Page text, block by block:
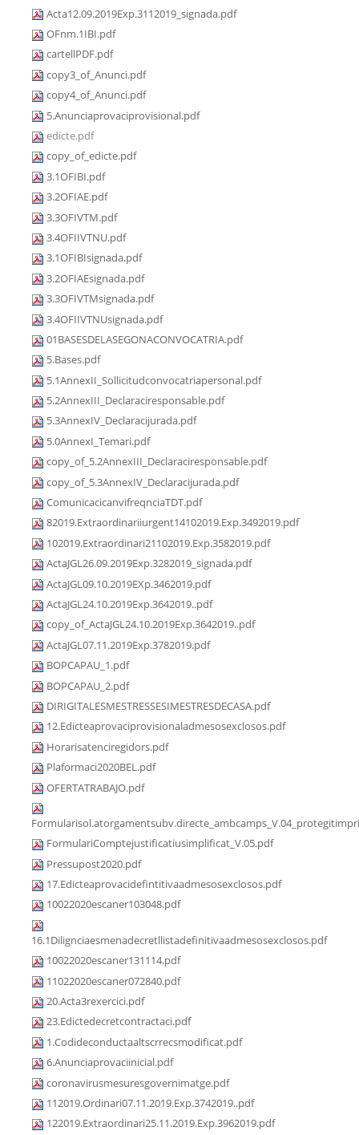
Acta12.09.2019Exp.3112019_signada.pdf
OFnm.1IBI.pdf
cartellPDF.pdf
copy3_of_Anunci.pdf
copy4_of_Anunci.pdf
5.Anunciaprovaciprovisional.pdf
edicte.pdf
copy_of_edicte.pdf
3.1OFIBI.pdf
3.2OFIAE.pdf
3.3OFIVTM.pdf
3.4OFIIVTNU.pdf
3.1OFIBIsignada.pdf
3.2OFIAEsignada.pdf
3.3OFIVTMsignada.pdf
3.4OFIIVTNUsignada.pdf
01BASESDELASEGONACONVOCATRIA.pdf
5.Bases.pdf
5.1AnnexII_Sollicitudconvocatriapersonal.pdf
5.2AnnexIII_Declaraciresponsable.pdf
5.3AnnexIV_Declaracijurada.pdf
5.0AnnexI_Temari.pdf
copy_of_5.2AnnexIII_Declaraciresponsable.pdf
copy_of_5.3AnnexIV_Declaracijurada.pdf
ComunicacicanvifreqnciaTDT.pdf
82019.Extraordinariiurgent14102019.Exp.3492019.pdf
102019.Extraordinari21102019.Exp.3582019.pdf
ActaJGL26.09.2019Exp.3282019_signada.pdf
ActaJGL09.10.2019EXp.3462019.pdf
ActaJGL24.10.2019Exp.3642019..pdf
copy_of_ActaJGL24.10.2019Exp.3642019..pdf
ActaJGL07.11.2019Exp.3782019.pdf
BOPCAPAU_1.pdf
BOPCAPAU_2.pdf
DIRIGITALESMESTRESSESIMESTRESDECASA.pdf
12.Edicteaprovaciprovisionaladmesosexclosos.pdf
Horarisatenciregidors.pdf
Plaformaci2020BEL.pdf
OFERTATRABAJO.pdf
FormulariComptejustificatiusimplificat_V.05.pdf
Pressupost2020.pdf
17.Edicteaprovacidefintitivaadmesosexclosos.pdf
10022020escaner103048.pdf
16.1Dilignciaesmenadecretllistadefinitivaadmesosexclosos.pdf
10022020escaner131114.pdf
11022020escaner072840.pdf
20.Acta3rexercici.pdf
23.Edictedecretcontractaci.pdf
1.Codideconductaaltscrrecsmodificat.pdf
6.Anunciaprovaciinicial.pdf
coronavirusmesuresgovernimatge.pdf
112019.Ordinari07.11.2019.Exp.3742019..pdf
122019.Extraordinari25.11.2019.Exp.3962019.pdf